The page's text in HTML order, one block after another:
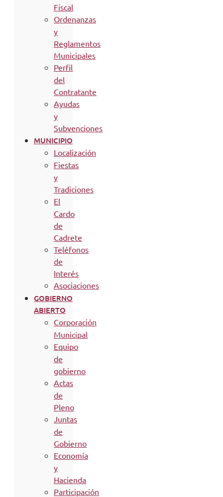
Fiscal
Ordenanzas
y
Reglamentos
Municipales
Perfil
del
Contratante
Ayudas
y
Subvenciones
MUNICIPIO
Localización
Fiestas
y
Tradiciones
El
Cardo
de
Cadrete
Teléfonos
de
Interés
Asociaciones
GOBIERNO
ABIERTO
Corporación
Municipal
Equipo
de
gobierno
Actas
de
Pleno
Juntas
de
Gobierno
Economía
y
Hacienda
Participación